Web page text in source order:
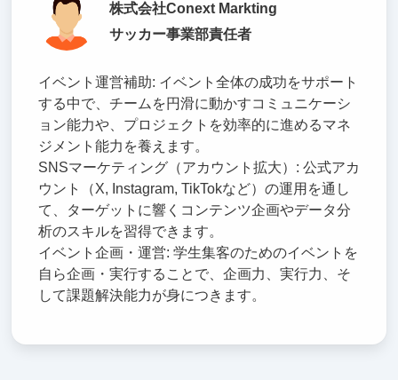
株式会社Conext Markting
サッカー事業部責任者
イベント運営補助: イベント全体の成功をサポート
する中で、チームを円滑に動かすコミュニケーシ
ョン能力や、プロジェクトを効率的に進めるマネ
ジメント能力を養えます。
SNSマーケティング（アカウント拡大）: 公式アカ
ウント（X, Instagram, TikTokなど）の運用を通し
て、ターゲットに響くコンテンツ企画やデータ分
析のスキルを習得できます。
イベント企画・運営: 学生集客のためのイベントを
自ら企画・実行することで、企画力、実行力、そ
して課題解決能力が身につきます。